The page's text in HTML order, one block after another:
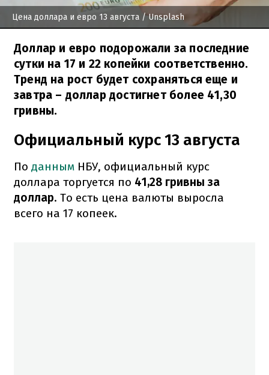
Цена доллара и евро 13 августа / Unsplash
Доллар и евро подорожали за последние
сутки на 17 и 22 копейки соответственно.
Тренд на рост будет сохраняться еще и
завтра – доллар достигнет более 41,30
гривны.
Официальный курс 13 августа
По данным НБУ, официальный курс
доллара торгуется по 41,28 гривны за
доллар. То есть цена валюты выросла
всего на 17 копеек.